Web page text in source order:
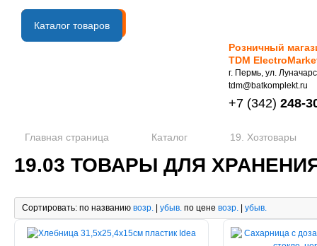
B2B портал
Каталог товаров
Розничный
TDM
г. Пермь, ул.
tdm@batkomplekt.ru
+7 (342) 248-
Главная страница Каталог 19. Хозтовары
19.03 ТОВАРЫ ДЛЯ
Сортировать: по названию возр. | убыв. по цене возр. | убыв.